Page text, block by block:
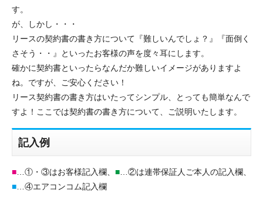
す。
が、しかし・・・
リースの契約書の書き方について『難しいんでしょ？』『面倒く
さそう・・』といったお客様の声を度々耳にします。
確かに契約書といったらなんだか難しいイメージがありますよ
ね。ですが、ご安心ください！
リース契約書の書き方はいたってシンプル、とっても簡単なんで
すよ！ここでは契約書の書き方について、ご説明いたします。
記入例
■ …①・③はお客様記入欄、 ■ …②は連帯保証人ご本人の記入欄、
■ …④エアコンコム記入欄